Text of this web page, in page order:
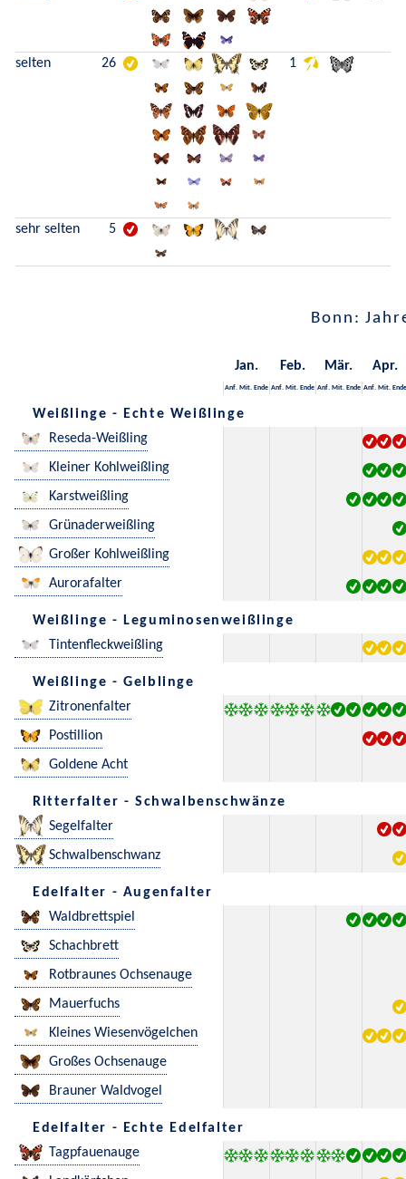
selten 26 1
sehr selten 5
Bonn:
Jan. Feb. Mär. Apr.
Anf. Mit. Ende Anf. Mit. Ende Anf. Mit. Ende Anf. Mit. Ende
Weißlinge - Echte Weißlinge
Reseda-Weißling
Kleiner Kohlweißling
Karstweißling
Grünaderweißling
Großer Kohlweißling
Aurorafalter
Weißlinge - Leguminosenweißlinge
Tintenfleckweißling
Weißlinge - Gelblinge
Zitronenfalter
Postillion
Goldene Acht
Ritterfalter - Schwalbenschwänze
Segelfalter
Schwalbenschwanz
Edelfalter - Augenfalter
Waldbrettspiel
Schachbrett
Rotbraunes Ochsenauge
Mauerfuchs
Kleines Wiesenvögelchen
Großes Ochsenauge
Brauner Waldvogel
Edelfalter - Echte Edelfalter
Tagpfauenauge